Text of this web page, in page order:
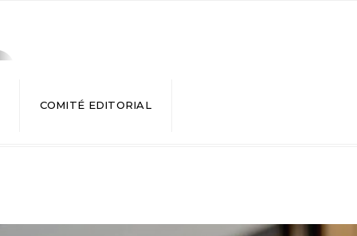
COMITÉ EDITORIAL